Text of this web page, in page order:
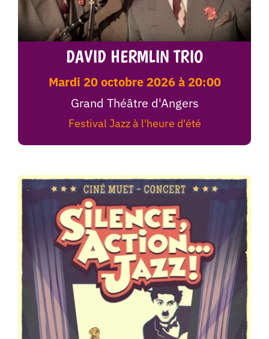
DAVID HERMLIN TRIO
mardi 20 octobre 2026 à 20:00
Grand Théâtre d'Angers
Festival Jazz à l'heure d'été